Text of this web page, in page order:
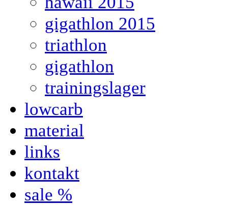
gigathlon 2015
triathlon
gigathlon
trainingslager
lowcarb
material
links
kontakt
sale %